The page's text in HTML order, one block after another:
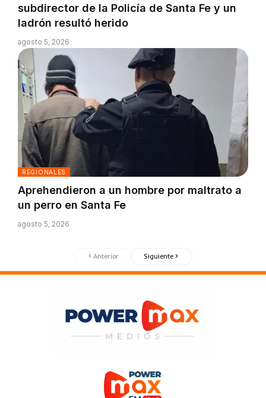
subdirector de la Policía de Santa Fe y un
ladrón resultó herido
agosto 5, 2026
REGIONALES
Aprehendieron a un hombre por maltrato a
un perro en Santa Fe
agosto 5, 2026
Anterior Siguiente